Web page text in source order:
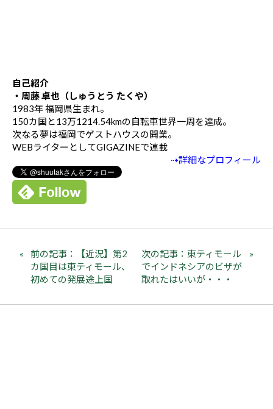
自己紹介
・周藤 卓也（しゅうとう たくや）
1983年 福岡県生まれ。
150カ国と13万1214.54kmの自転車世界一周を達成。
次なる夢は福岡でゲストハウスの開業。
WEBライターとしてGIGAZINEで連載
⇢詳細なプロフィール
前の記事：【近況】第2
カ国目は東ティモール、
初めての発展途上国
次の記事：東ティモール
でインドネシアのビザが
取れたはいいが・・・